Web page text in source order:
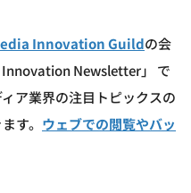
Innovation Guildの会
Innovation Newsletter」 で
ア業界の注目トピックスの
す。 ウェブでの閲覧やバッ